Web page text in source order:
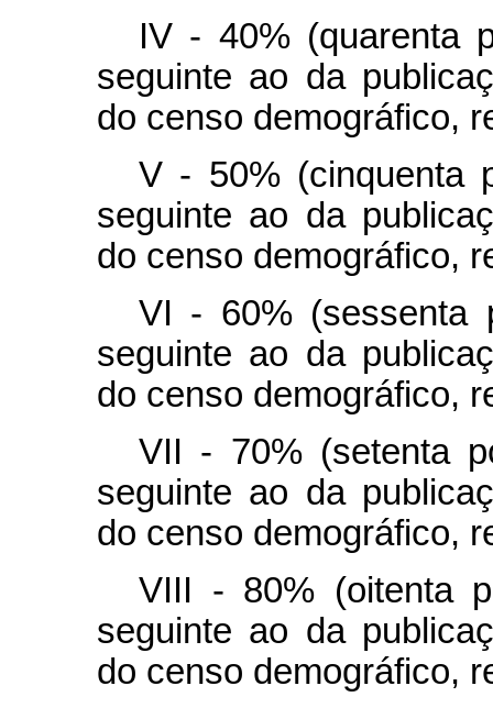
IV - 40% (quarenta
seguinte ao da
do censo demográfico,
V - 50% (cinquenta
seguinte ao da
do censo demográfico,
VI - 60% (sessenta
seguinte ao da
do censo demográfico,
VII - 70% (setenta
seguinte ao da
do censo demográfico,
VIII - 80% (oitenta
seguinte ao da
do censo demográfico,